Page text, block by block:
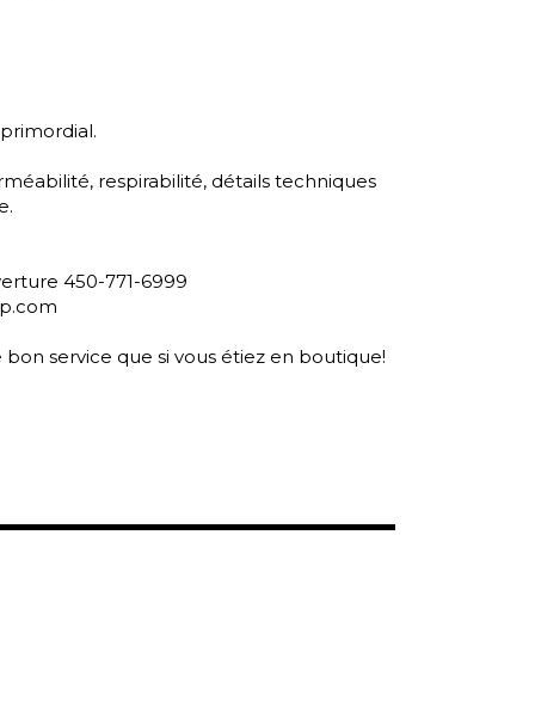
respirabilité, détails techniques
450-771-6999
service que si vous étiez en boutique!